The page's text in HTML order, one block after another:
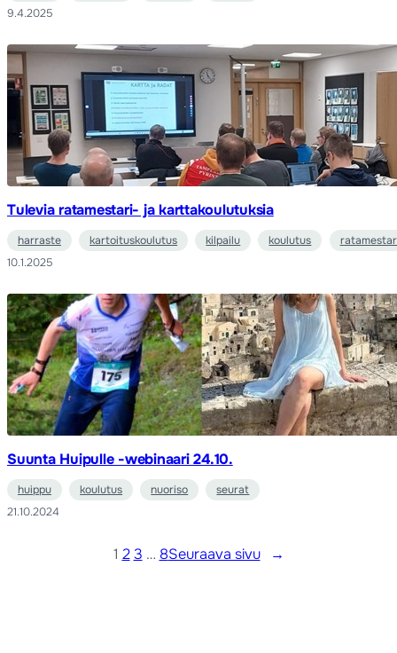
9.4.2025
Tulevia ratamestari- ja karttakoulutuksia
harraste kartoituskoulutus kilpailu koulutus
10.1.2025
Suunta Huipulle -webinaari 24.10.
huippu koulutus nuoriso
seurat
21.10.2024
1 2 3 … 8Seuraava sivu →